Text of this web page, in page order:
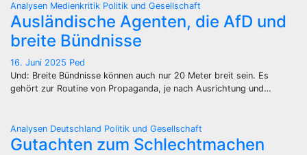
Analysen Medienkritik Politik und Gesellschaft
Ausländische Agenten, die AfD und
breite Bündnisse
16. Juni 2025 Ped
Und: Breite Bündnisse können auch nur 20 Meter breit sein. Es
gehört zur Routine von Propaganda, je nach Ausrichtung und…
Analysen Deutschland Politik und Gesellschaft
Gutachten zum Schlechtmachen